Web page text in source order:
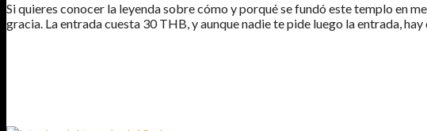
Si quieres conocer la leyenda sobre cómo y porqué se fundó este templo en
gracia. La entrada cuesta 30 THB, y aunque nadie te pide luego la entrada,